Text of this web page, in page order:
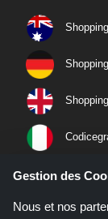
Gestion des
Nous et nos